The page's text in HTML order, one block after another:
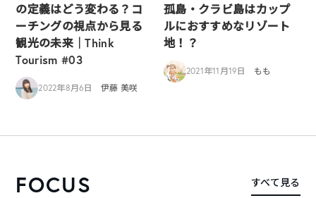
の定義はどう変わる？コ
ーチングの視点から見る
観光の未来｜Think
Tourism #03
2022年8月6日 伊藤 美咲
孤島・クラビ島はカップ
ルにおすすめなリゾート
地！？
2021年11月19日 もも
FOCUS すべて見る